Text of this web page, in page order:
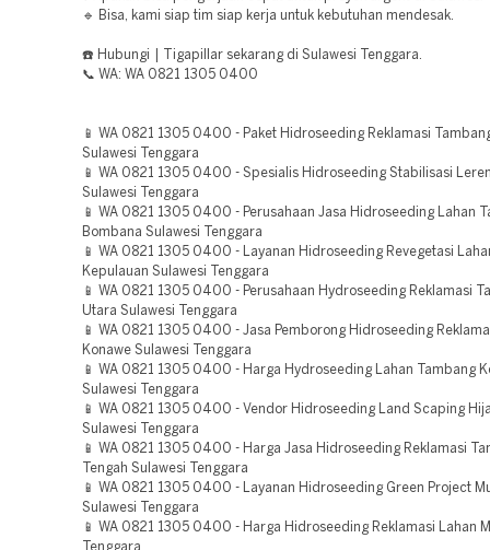
🔹 Bisa, kami siap tim siap kerja untuk kebutuhan mendesak.
☎️ Hubungi | Tigapillar sekarang di Sulawesi Tenggara.
📞 WA: WA 0821 1305 0400
📱 WA 0821 1305 0400 - Paket Hidroseeding Reklamasi
Sulawesi Tenggara
📱 WA 0821 1305 0400 - Spesialis Hidroseeding Stabilisasi
Sulawesi Tenggara
📱 WA 0821 1305 0400 - Perusahaan Jasa Hidroseeding Lahan
Bombana Sulawesi Tenggara
📱 WA 0821 1305 0400 - Layanan Hidroseeding Revegetasi
Kepulauan Sulawesi Tenggara
📱 WA 0821 1305 0400 - Perusahaan Hydroseeding Reklamasi
Utara Sulawesi Tenggara
📱 WA 0821 1305 0400 - Jasa Pemborong Hidroseeding
Konawe Sulawesi Tenggara
📱 WA 0821 1305 0400 - Harga Hydroseeding Lahan Tambang
Sulawesi Tenggara
📱 WA 0821 1305 0400 - Vendor Hidroseeding Land Scaping
Sulawesi Tenggara
📱 WA 0821 1305 0400 - Harga Jasa Hidroseeding Reklamasi
Tengah Sulawesi Tenggara
📱 WA 0821 1305 0400 - Layanan Hidroseeding Green Project
Sulawesi Tenggara
📱 WA 0821 1305 0400 - Harga Hidroseeding Reklamasi Lahan
Tenggara